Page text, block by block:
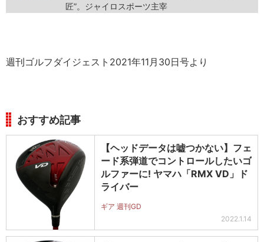
匠”。ジャイロスポーツ主宰
週刊ゴルフダイジェスト2021年11月30日号より
おすすめ記事
【ヘッドデータは嘘つかない】フェ
ード系弾道でコントロールしたいゴ
ルファーに! ヤマハ「RMX VD」ド
ライバー
ギア 週刊GD
2022.1.14